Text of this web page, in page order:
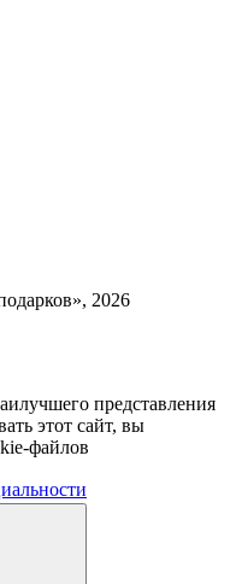
2026
представления
этот сайт, вы
файлов